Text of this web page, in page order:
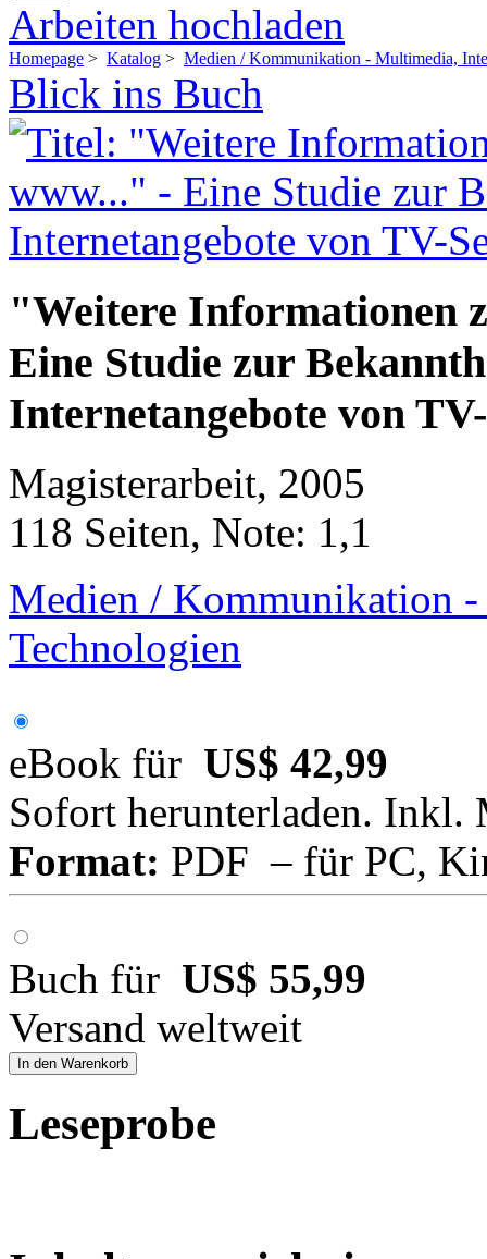
Arbeiten hochladen
Homepage > Katalog > Medien / Kommunikation - Multimedia,
Blick ins Buch
"Weitere Informationen
Eine Studie zur
Internetangebote von
Magisterarbeit, 2005
118 Seiten, Note: 1,1
Medien / Kommunikation
Technologien
eBook für US$ 42,99
Sofort herunterladen. Inkl.
Format: PDF – für PC,
Buch für US$ 55,99
Versand weltweit
In den Warenkorb
Leseprobe